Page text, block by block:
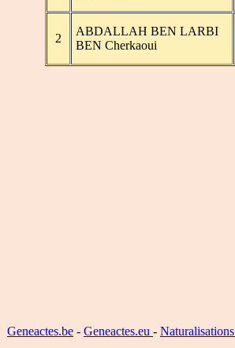
2
ABDALLAH BEN LARBI
BEN Cherkaoui
Geneactes.be - Geneactes.eu - Naturalisations